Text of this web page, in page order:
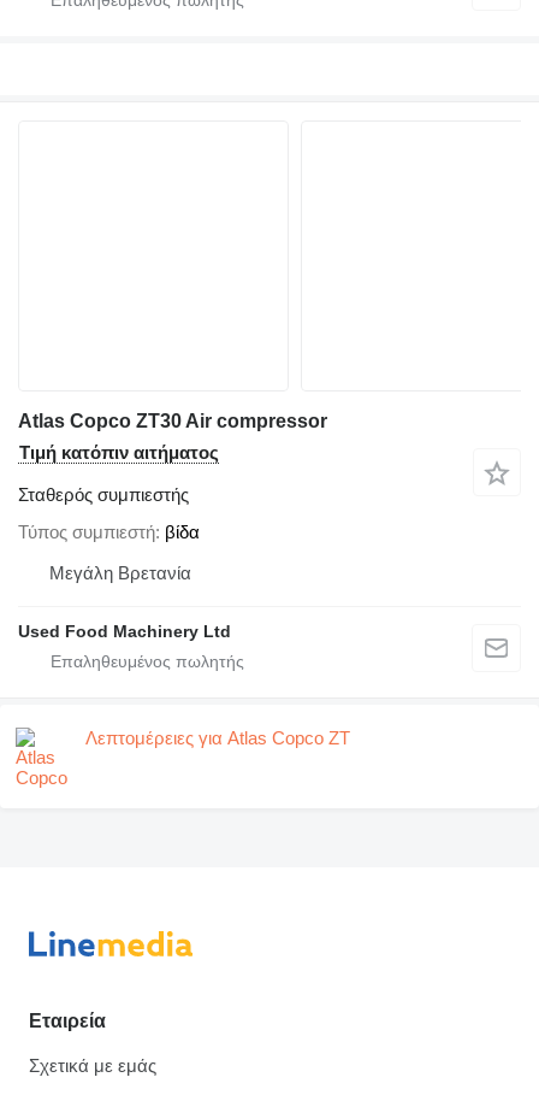
Atlas Copco ZT30 Air compressor
Τιμή κατόπιν αιτήματος
Σταθερός συμπιεστής
Τύπος συμπιεστή βίδα
Μεγάλη Βρετανία
Used Food Machinery Ltd
Λεπτομέρειες για Atlas Copco ZT
Εταιρεία
Σχετικά με εμάς